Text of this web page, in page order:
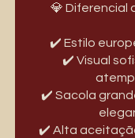
💎 Diferencial
✔️ Estilo
✔️ Visual
✔️ Sacola
✔️ Alta